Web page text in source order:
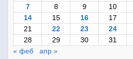
7
8 9 10
14
15 16 17
21
22 23 24
28
29 30
31
« феб
апр »